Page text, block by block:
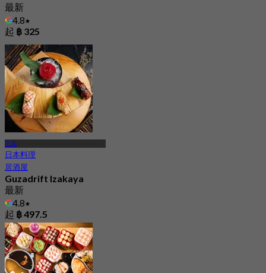
最新
4.8
起 ฿ 325
兰实
日本料理
居酒屋
Guzadrift Izakaya
最新
4.8
起 ฿ 497.5